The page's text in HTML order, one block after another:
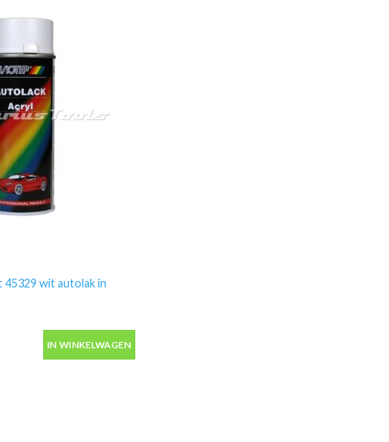
wit autolak in
45329 wit autolak in spuitbus 400ml aantal
IN WINKELWAGEN